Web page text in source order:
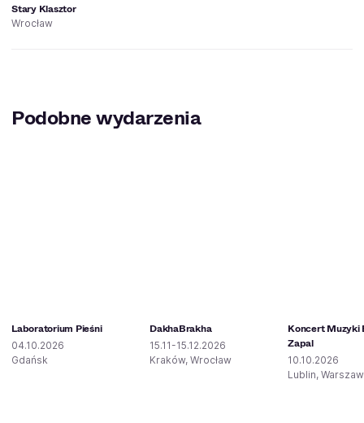
Stary Klasztor
Wrocław
Podobne wydarzenia
Laboratorium Pieśni
04.10.2026
Gdańsk
DakhaBrakha
15.11-15.12.2026
Kraków, Wrocław
Koncert Muzyki
Zapal
10.10.2026
Lublin,